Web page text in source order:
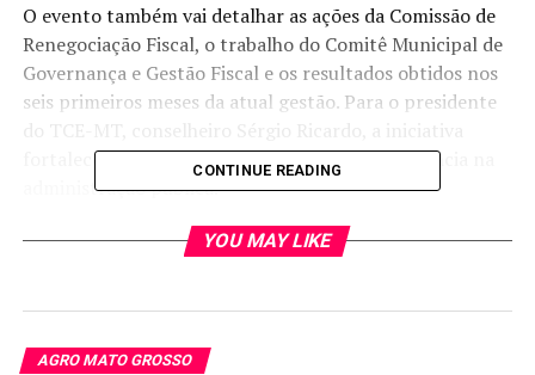
O evento também vai detalhar as ações da Comissão de
Renegociação Fiscal, o trabalho do Comitê Municipal de
Governança e Gestão Fiscal e os resultados obtidos nos
seis primeiros meses da atual gestão. Para o presidente
fortalece a democracia e a cultura da transparência na
administração pública.
“O Tribunal vem garantindo orientação técnica às ações
dos serviços prestados à população. Com esse evento,
CONTINUE READING
YOU MAY LIKE
AGRO MATO GROSSO